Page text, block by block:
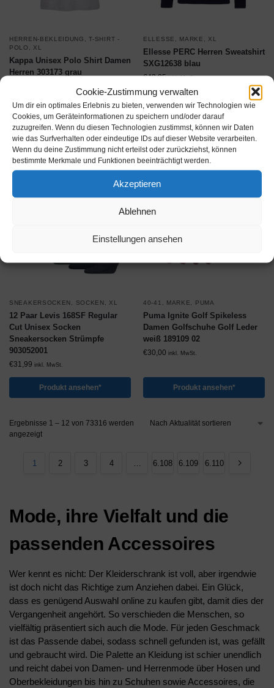
Cookie-Zustimmung verwalten
Um dir ein optimales Erlebnis zu bieten, verwenden wir Technologien wie
Cookies, um Geräteinformationen zu speichern und/oder darauf
zuzugreifen. Wenn du diesen Technologien zustimmst, können wir Daten
wie das Surfverhalten oder eindeutige IDs auf dieser Website verarbeiten.
Wenn du deine Zustimmung nicht erteilst oder zurückziehst, können
bestimmte Merkmale und Funktionen beeinträchtigt werden.
Akzeptieren
Ablehnen
Einstellungen ansehen
HERREN-BEKLEIDUNG ,T-SHIRT -
POLO
XL
Kappa Unisex Polo Shirt Damen
Herren 303173 grau
Produkt ansehen*
ELLESSE MARKE XL
Ellesse PERC Herren Sweatshirt
SXG12638 blau
€42,95 inkl. MwSt.
Produkt ansehen*
SNEAKERSOCKEN SOCKEN XL
12 Paar Levis 168SF Regular
Cut Unisex Socken
Sneakersocken Strümpfe
903052001
€31,99 inkl. MwSt.
Produkt ansehen*
40-41 MARKE PUMA
Puma Ignite Golf Spikeless
Damen Golfschuhe Golf Leder
weiß 189109 02
€30,00 inkl. MwSt.
Produkt ansehen*
Ergebnisse 1 – 12 von 73316 werden
angezeigt
1 2 3 4 … 6.108 6.109 6.110
Mode, ihre Vielfalt und die
passenden Accessoires
Wer kennt es nicht: Der Kleiderschrank ist voll, aber irgendwie
ist doch nicht das Richtige zum Anziehen dabei. Ein Glück,
dass es genügend Auswahl online zu kaufen gibt, damit dies der
Vergangenheit angehört. So verschieden die Menschen, so
vielfältig präsentiert sich auch die Mode. Für jeden Geschmack
ist das Passende dabei, sodass schnell gefunden ist, was gefällt
und gebraucht wird. Die Palette an Kleidung ist schier unendlich
und reicht dabei von Damen- und Herrenmode über Hosen und
Oberbekleidungen bis hin zu Schuhen sowie Accessoires, die